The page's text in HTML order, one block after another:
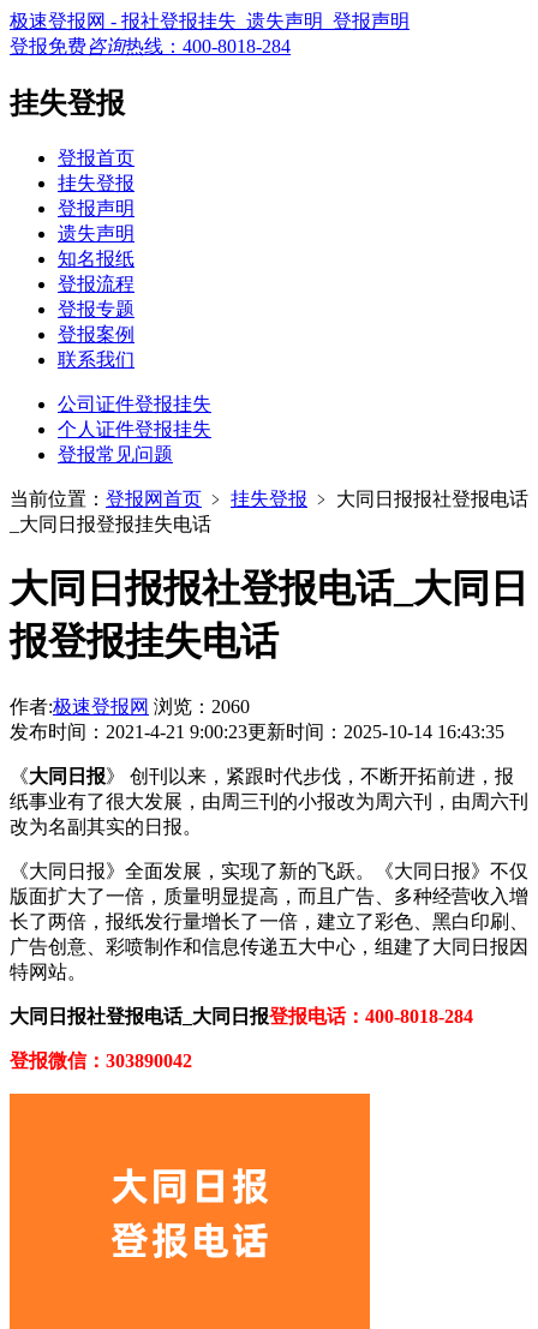
极速登报网 - 报社登报挂失_遗失声明_登报声明
登报免费咨询热线： 400-8018-284
挂失登报
登报首页
挂失登报
登报声明
遗失声明
知名报纸
登报流程
登报专题
登报案例
联系我们
公司证件登报挂失
个人证件登报挂失
登报常见问题
当前位置： 登报网首页 ﹥ 挂失登报 ﹥ 大同日报报社登报电话
_大同日报登报挂失电话
大同日报报社登报电话_大同日
报登报挂失电话
作者:极速登报网 浏览：2060
发布时间：2021-4-21 9:00:23更新时间：2025-10-14 16:43:35
《大同日报》 创刊以来，紧跟时代步伐，不断开拓前进，报
纸事业有了很大发展，由周三刊的小报改为周六刊，由周六刊
改为名副其实的日报。
《大同日报》全面发展，实现了新的飞跃。《大同日报》不仅
版面扩大了一倍，质量明显提高，而且广告、多种经营收入增
长了两倍，报纸发行量增长了一倍，建立了彩色、黑白印刷、
广告创意、彩喷制作和信息传递五大中心，组建了大同日报因
特网站。
大同日报社登报电话_大同日报登报电话：400-8018-284
登报微信：303890042